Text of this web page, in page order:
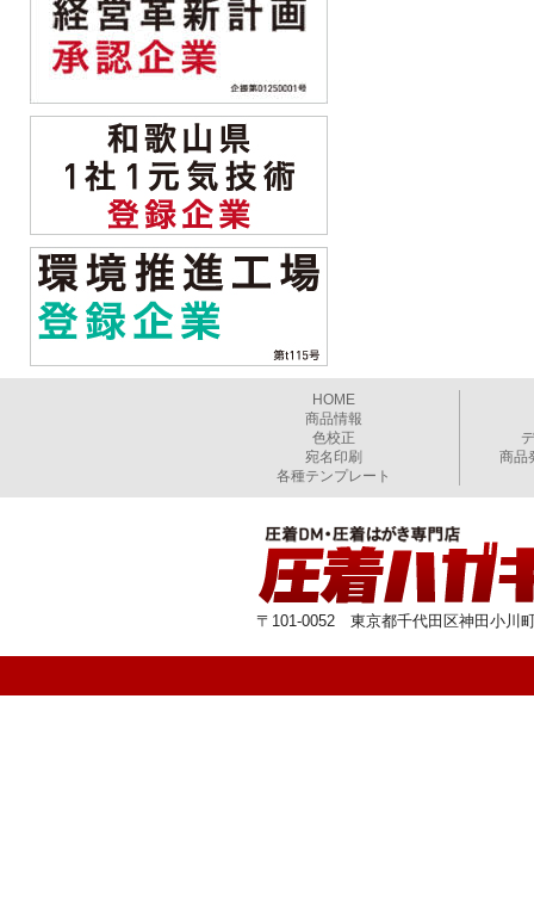
HOME
商品情報
色校正
宛名印刷
各種テンプレート
商品
〒101-0052 東京都千代田区神田小川